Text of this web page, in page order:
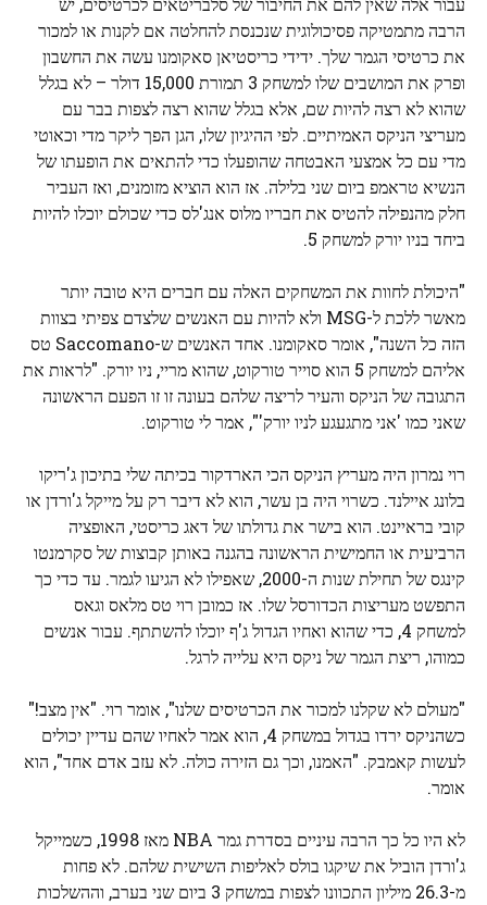
הרבה מתמטיקה פסיכולוגית שנכנסת להחלטה אם לקנות או למכור
את כרטיסי הגמר שלך. ידידי כריסטיאן סאקומנו עשה את החשבון
ופרק את המושבים שלו למשחק 3 תמורת 15,000 דולר – לא בגלל
שהוא לא רצה להיות שם, אלא בגלל שהוא רצה לצפות בבר עם
מעריצי הניקס האמיתיים. לפי ההיגיון שלו, הגן הפך ליקר מדי וכאוטי
מדי עם כל אמצעי האבטחה שהופעלו כדי להתאים את הופעתו של
הנשיא טראמפ ביום שני בלילה. אז הוא הוציא מזומנים, ואז העביר
חלק מהנפילה להטיס את חבריו מלוס אנג'לס כדי שכולם יוכלו להיות
ביחד בניו יורק למשחק 5.
"היכולת לחוות את המשחקים האלה עם חברים היא טובה יותר
מאשר ללכת ל-MSG ולא להיות עם האנשים שלצדם צפיתי בצוות
הזה כל השנה", אומר סאקומנו. אחד האנשים ש-Saccomano טס
אליהם למשחק 5 הוא סוייר טורקוט, שהוא מריי, ניו יורק. "לראות את
התגובה של הניקס והעיר לריצה שלהם בעונה זו זו הפעם הראשונה
שאני כמו 'אני מתגעגע לניו יורק'", אמר לי טורקוט.
רוי נמרון היה מעריץ הניקס הכי הארדקור בכיתה שלי בתיכון ג'ריקו
בלונג איילנד. כשרוי היה בן עשר, הוא לא דיבר רק על מייקל ג'ורדן או
קובי בראיינט. הוא בישר את גדולתו של דאג כריסטי, האופציה
הרביעית או החמישית הראשונה בהגנה באותן קבוצות של סקרמנטו
קינגס של תחילת שנות ה-2000, שאפילו לא הגיעו לגמר. עד כדי כך
התפשט מעריצות הכדורסל שלו. אז כמובן רוי טס מלאס וגאס
למשחק 4, כדי שהוא ואחיו הגדול ג'ף יוכלו להשתתף. עבור אנשים
כמוהו, ריצת הגמר של ניקס היא עלייה לרגל.
"מעולם לא שקלנו למכור את הכרטיסים שלנו", אומר רוי. "אין מצב!"
כשהניקס ירדו בגדול במשחק 4, הוא אמר לאחיו שהם עדיין יכולים
לעשות קאמבק. "האמנו, וכך גם הזירה כולה. לא עזב אדם אחד", הוא
אומר.
לא היו כל כך הרבה עיניים בסדרת גמר NBA מאז 1998, כשמייקל
ג'ורדן הוביל את שיקגו בולס לאליפות השישית שלהם. לא פחות
מ-26.3 מיליון התכוונו לצפות במשחק 3 ביום שני בערב, וההשלכות